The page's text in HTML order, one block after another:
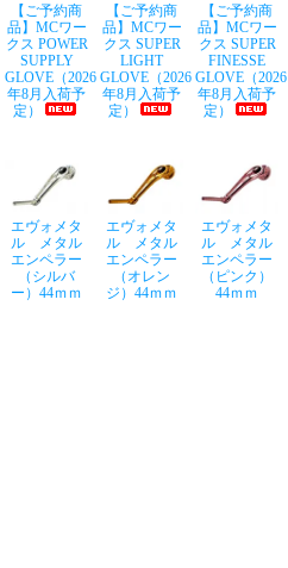
【ご予約商
品】MCワー
クス POWER
SUPPLY
GLOVE（2026
年8月入荷予
定）
【ご予約商
品】MCワー
クス SUPER
LIGHT
GLOVE（2026
年8月入荷予
定）
【ご予約商
品】MCワー
クス SUPER
FINESSE
GLOVE（2026
年8月入荷予
定）
エヴォメタ
ル メタル
エンペラー
（シルバ
ー）44ｍｍ
エヴォメタ
ル メタル
エンペラー
（オレン
ジ）44ｍｍ
エヴォメタ
ル メタル
エンペラー
（ピンク）
44ｍｍ